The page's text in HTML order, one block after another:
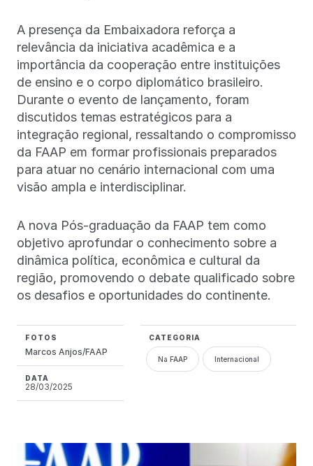
A presença da Embaixadora reforça a
relevância da iniciativa acadêmica e a
importância da cooperação entre instituições
de ensino e o corpo diplomático brasileiro.
Durante o evento de lançamento, foram
discutidos temas estratégicos para a
integração regional, ressaltando o compromisso
da FAAP em formar profissionais preparados
para atuar no cenário internacional com uma
visão ampla e interdisciplinar.
A nova Pós-graduação da FAAP tem como
objetivo aprofundar o conhecimento sobre a
dinâmica política, econômica e cultural da
região, promovendo o debate qualificado sobre
os desafios e oportunidades do continente.
FOTOS
Marcos Anjos/FAAP
DATA
28/03/2025
CATEGORIA
Na FAAP Internacional